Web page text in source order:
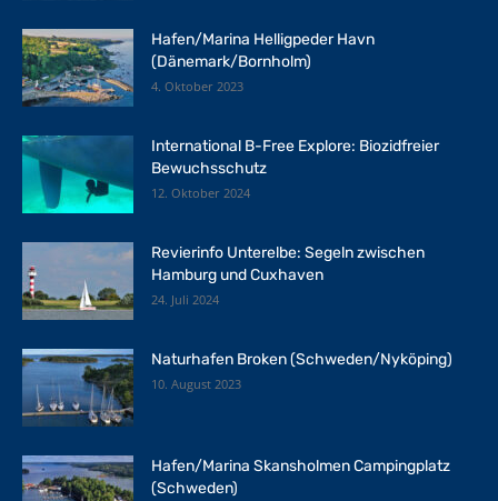
Hafen/Marina Helligpeder Havn
(Dänemark/Bornholm)
4. Oktober 2023
International B-Free Explore: Biozidfreier
Bewuchsschutz
12. Oktober 2024
Revierinfo Unterelbe: Segeln zwischen
Hamburg und Cuxhaven
24. Juli 2024
Naturhafen Broken (Schweden/Nyköping)
10. August 2023
Hafen/Marina Skansholmen Campingplatz
(Schweden)